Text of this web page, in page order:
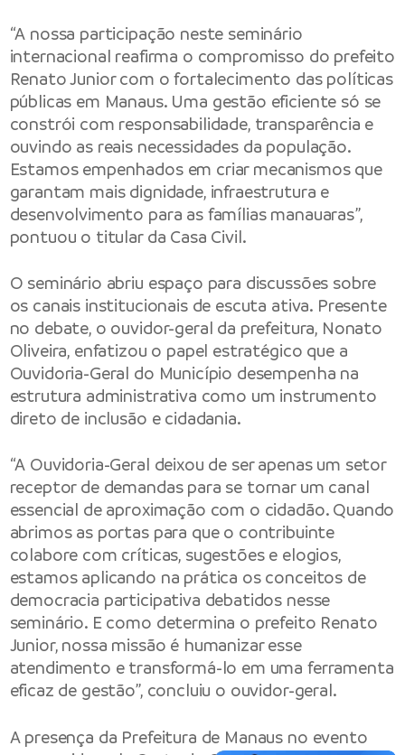
“A nossa participação neste seminário
internacional reafirma o compromisso do prefeito
Renato Junior com o fortalecimento das políticas
públicas em Manaus. Uma gestão eficiente só se
constrói com responsabilidade, transparência e
ouvindo as reais necessidades da população.
Estamos empenhados em criar mecanismos que
garantam mais dignidade, infraestrutura e
desenvolvimento para as famílias manauaras”,
pontuou o titular da Casa Civil.
O seminário abriu espaço para discussões sobre
os canais institucionais de escuta ativa. Presente
no debate, o ouvidor-geral da prefeitura, Nonato
Oliveira, enfatizou o papel estratégico que a
Ouvidoria-Geral do Município desempenha na
estrutura administrativa como um instrumento
direto de inclusão e cidadania.
“A Ouvidoria-Geral deixou de ser apenas um setor
receptor de demandas para se tornar um canal
essencial de aproximação com o cidadão. Quando
abrimos as portas para que o contribuinte
colabore com críticas, sugestões e elogios,
estamos aplicando na prática os conceitos de
democracia participativa debatidos nesse
seminário. E como determina o prefeito Renato
Junior, nossa missão é humanizar esse
atendimento e transformá-lo em uma ferramenta
eficaz de gestão”, concluiu o ouvidor-geral.
A presença da Prefeitura de Manaus no evento